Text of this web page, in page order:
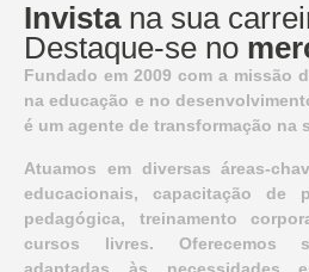
Invistana sua
Destaque-se no
Fundado em 2009 com a missão
na educação e no
é um agente de transformação na
Atuamos em diversas áreas-
educacionais, capacitação de
pedagógica, treinamento
cursos livres. Oferecemos
adaptadas às necessidades